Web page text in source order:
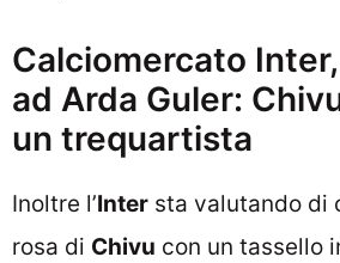
Calciomercato
ad Arda Guler:
un trequartista
Inoltre l’Inter sta valutando di
rosa di Chivu con un tassello